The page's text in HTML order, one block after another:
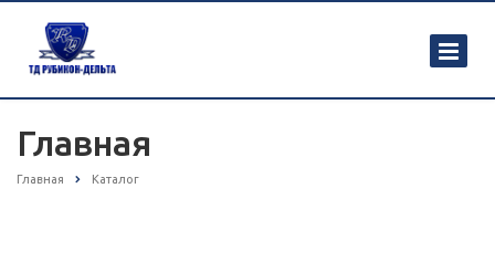
Главная
Главная Каталог